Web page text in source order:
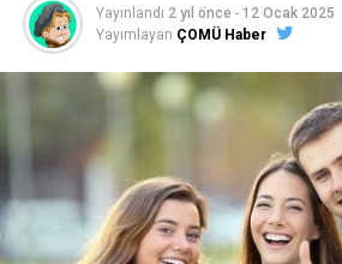
Yayınlandı 2 yıl önce - 12 Ocak 2025
Yayımlayan ÇOMÜ Haber